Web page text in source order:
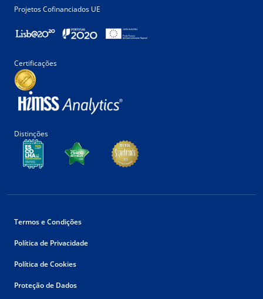
Projetos Cofinanciados UE
Certificações
Distinções
Termos e Condições
Política de Privacidade
Política de Cookies
Proteção de Dados